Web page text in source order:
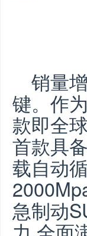
销量
键。作
款即全
首款具
载自动
急制动